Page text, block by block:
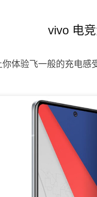
vivo 电
体验飞一般的充电